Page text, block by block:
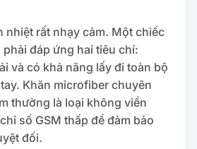
nhiệt rất nhạy cảm. Một chiếc
đáp ứng hai tiêu chí:
và có khả năng lấy đi toàn bộ
Khăn microfiber chuyên
thường là loại không viền
số GSM thấp để đảm bảo
đối.